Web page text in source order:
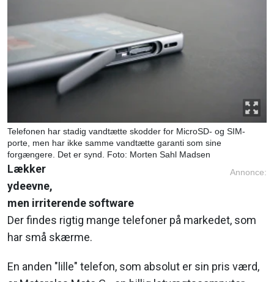
Telefonen har stadig vandtætte skodder for MicroSD- og SIM-
porte, men har ikke samme vandtætte garanti som sine
forgængere. Det er synd. Foto: Morten Sahl Madsen
Annonce:
Lækker
ydeevne,
men irriterende software
Der findes rigtig mange telefoner på markedet, som
har små skærme.
En anden "lille" telefon, som absolut er sin pris værd,